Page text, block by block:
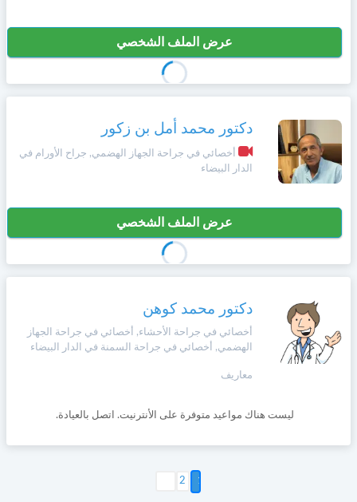
عرض الملف الشخصي
دكتور محمد أمل بن زكور
أخصائي في جراحة الجهاز الهضمي, جراح الأورام في
الدار البيضاء
عرض الملف الشخصي
دكتور محمد كوهن
أخصائي في جراحة الأحشاء, أخصائي في جراحة الجهاز
الهضمي, أخصائي في جراحة السمنة في الدار البيضاء
معاريف
ليست هناك مواعيد متوفرة على الأنترنيت. اتصل بالعيادة.
2التالي >